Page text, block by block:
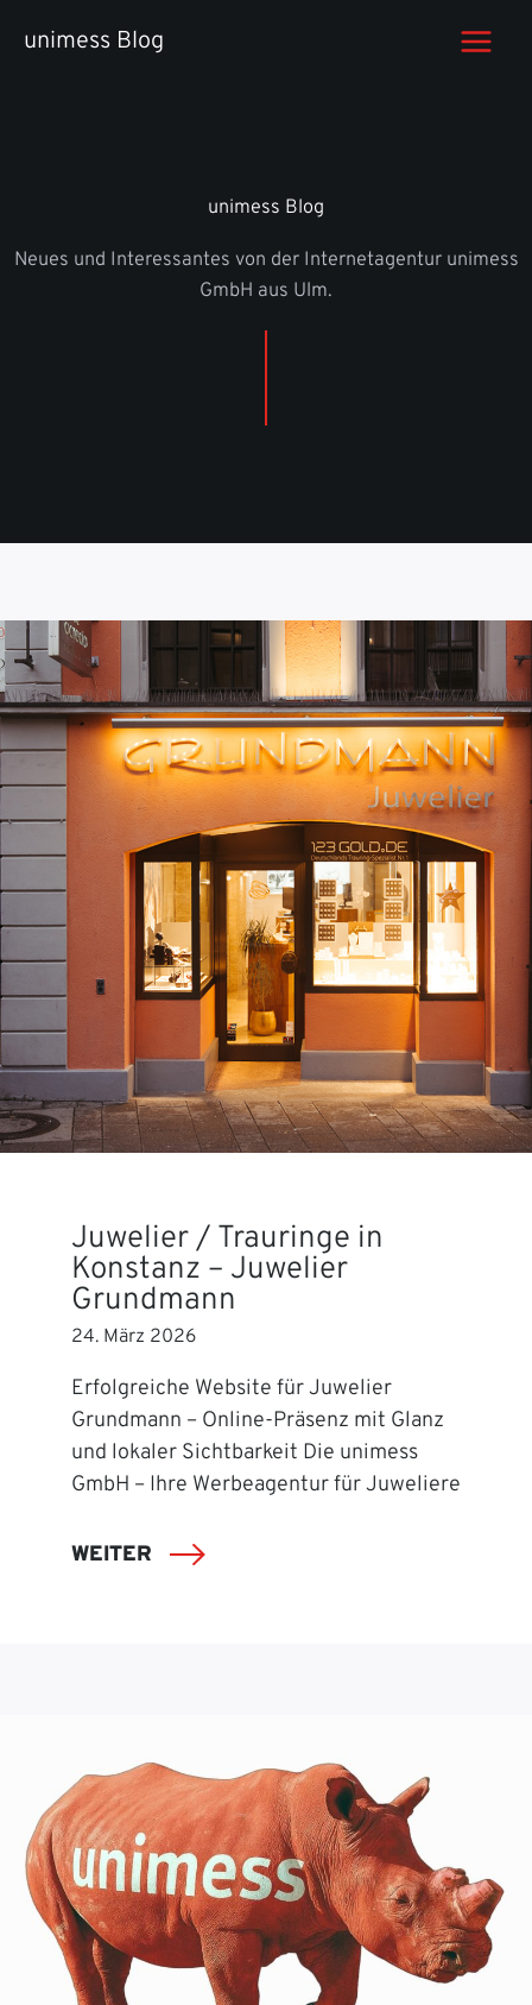
Inhaltunimess Blog
unimess Blog
Neues und Interessantes von der Internetagentur unimess
GmbH aus Ulm.
Juwelier / Trauringe in
Konstanz – Juwelier
Grundmann
24. März 2026
Erfolgreiche Website für Juwelier
Grundmann – Online-Präsenz mit Glanz
und lokaler Sichtbarkeit Die unimess
GmbH – Ihre Werbeagentur für Juweliere
WEITER
SEITE
SEITESEITESEITE